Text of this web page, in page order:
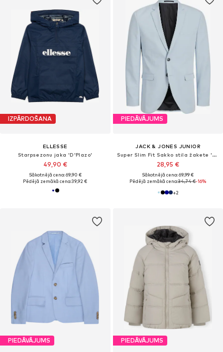
IZPĀRDOŠANA
ELLESSE
Starpsezonu jaka 'D'Plazo'
49,90 €
Sākotnējā cena: 69,90 €
Pēdējā zemākā cena:39,92 €
PIEDĀVĀJUMS
JACK & JONES JUNIOR
Super Slim Fit Sakko stila žakete 'JPRSolar'
28,95 €
Sākotnējā cena: 69,99 €
Pēdējā zemākā cena:34,74 €-16%
+2
PIEDĀVĀJUMS PIEDĀVĀJUMS